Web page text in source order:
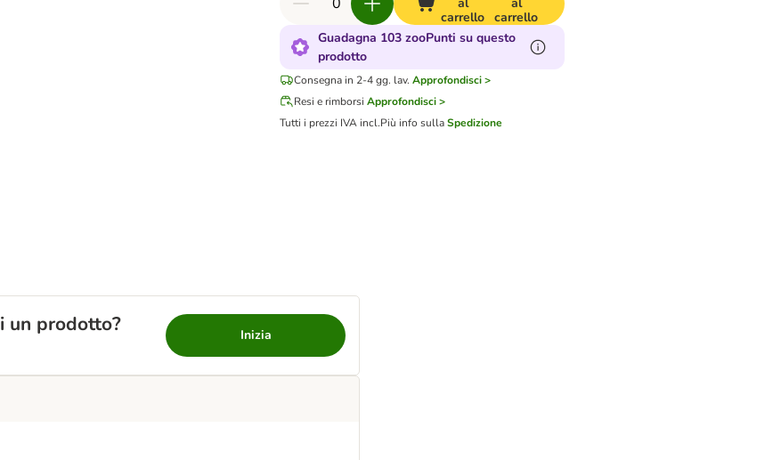
carrello carrello
Guadagna 103 zooPunti su questo
prodotto
Consegna in 2-4 gg. lav. Approfondisci >
Resi e rimborsi Approfondisci >
Tutti i prezzi IVA incl.Più info sullaSpedizione
un prodotto? Inizia